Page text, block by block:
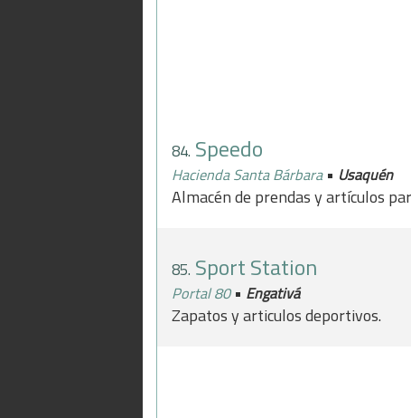
84. Speedo
Hacienda Santa Bárbara • Usaquén
Almacén de prendas y artículos
85. Sport Station
Portal 80 • Engativá
Zapatos y articulos deportivos.